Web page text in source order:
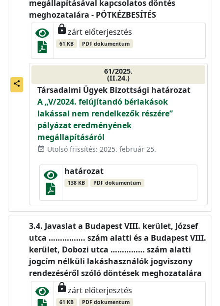
share
megállapításával kapcsolatos döntés
meghozatalára - PÓTKÉZBESÍTÉS
lockzárt előterjesztés
61 KB PDF dokumentum
61/2025.
(II.24.)
Társadalmi Ügyek Bizottsági határozat
A „V/2024. felújítandó bérlakások
lakással nem rendelkezők részére”
pályázat eredményének
megállapításáról
event_available Utolsó frissítés: 2025. február 25.
határozat
138 KB PDF dokumentum
Javaslat a Budapest VIII. kerület, József
utca ……………. szám alatti és a Budapest VIII.
kerület, Dobozi utca …………… szám alatti
jogcím nélküli lakáshasználók jogviszony
rendezéséről szóló döntések meghozatalára
lockzárt előterjesztés
61 KB PDF dokumentum